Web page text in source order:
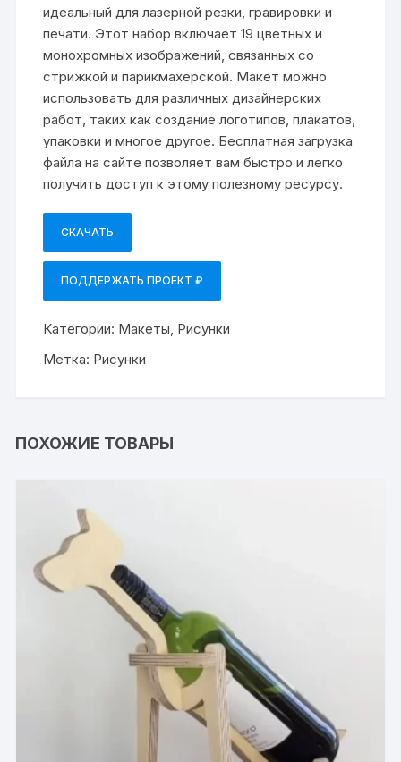
идеальный для лазерной резки, гравировки и
печати. Этот набор включает 19 цветных и
монохромных изображений, связанных со
стрижкой и парикмахерской. Макет можно
использовать для различных дизайнерских
работ, таких как создание логотипов, плакатов,
упаковки и многое другое. Бесплатная загрузка
файла на сайте позволяет вам быстро и легко
получить доступ к этому полезному ресурсу.
СКАЧАТЬ
ПОДДЕРЖАТЬ ПРОЕКТ ₽
Категории: Макеты Рисунки
Метка: Рисунки
ПОХОЖИЕ ТОВАРЫ